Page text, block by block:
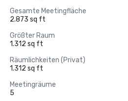
Gesamte Meetingfläche
2.873 sq ft
Größter Raum
1.312 sq ft
Räumlichkeiten (Privat)
1.312 sq ft
Meetingräume
5